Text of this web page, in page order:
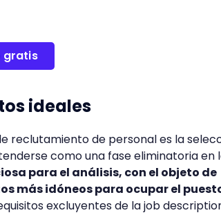
gratis
ideales
reclutamiento de personal es la
como una fase eliminatoria en
para el análisis, con el objeto de
más idóneos para ocupar el
excluyentes de la job